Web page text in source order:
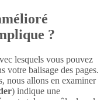
?
lesquels vous pouvez
votre balisage des pages.
nous allons en examiner
) indique une